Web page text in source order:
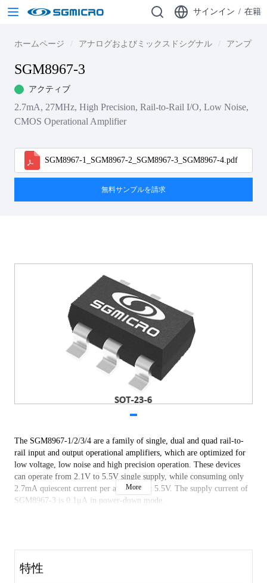
サインイン / 在籍
ホームページ アナログおよびミックスドシグナル アンプ
SGM8967-3
アクティブ
2.7mA, 27MHz, High Precision, Rail-to-Rail I/O, Low Noise,
CMOS Operational Amplifier
SGM8967-1_SGM8967-2_SGM8967-3_SGM8967-4.pdf
無料サンプルを請求
The SGM8967-1/2/3/4 are a family of single, dual and quad rail-to-
rail input and output operational amplifiers, which are optimized for
low voltage, low noise and high precision operation. These devices
can operate from 2.1V to 5.5V single supply, while consuming only
2.7mA quiescent current per amplifier at 5.5V. The supply current of
SGM8967-3 is 0.1μA in power-down mode.
More
特性